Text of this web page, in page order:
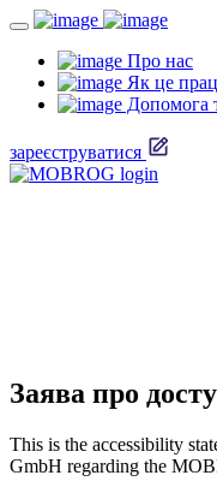
Про нас
Як це
Допомога
зареєструватися
Заява про
This is the accessibility
GmbH regarding the